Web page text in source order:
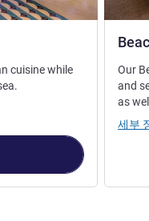
cuisine while
Our
and
as
세부